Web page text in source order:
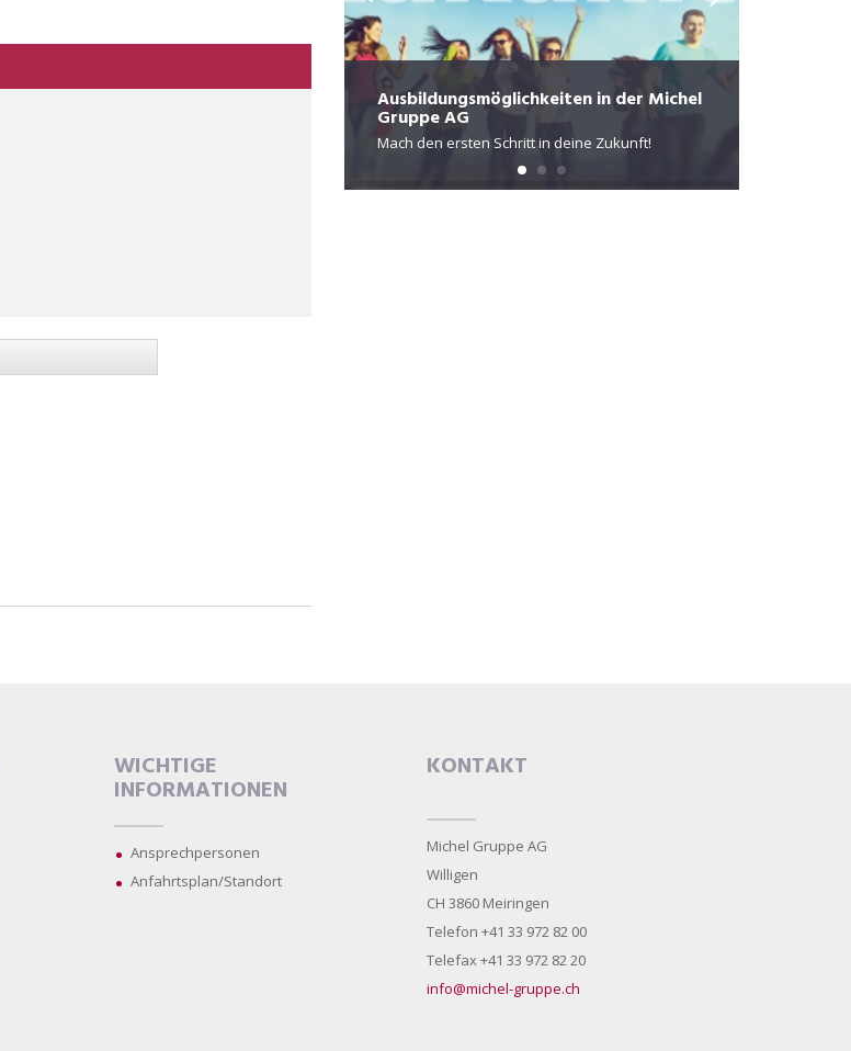
Ausbildungsmöglichkeiten in der Michel
Gruppe AG
Mach den ersten Schritt in deine Zukunft!
WICHTIGE
INFORMATIONEN
Ansprechpersonen
Anfahrtsplan/Standort
KONTAKT
Michel Gruppe AG
Willigen
CH 3860 Meiringen
Telefon +41 33 972 82 00
Telefax +41 33 972 82 20
info@michel-gruppe.ch